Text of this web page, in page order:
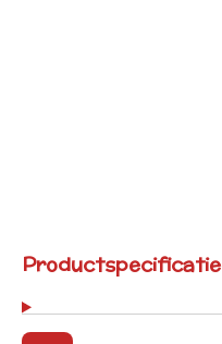
Productspecificatie